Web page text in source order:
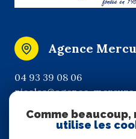
Agence
04 93 39 08 06
nicolas@agence-
06400 CANNES
Comme beaucoup,
utilise les